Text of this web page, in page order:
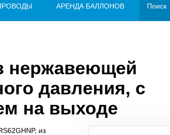
АРЕНДА БАЛЛОНОВ
нержавеющей
давления, с
на выходе
из